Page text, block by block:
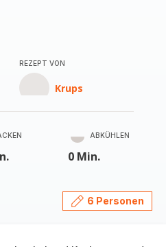
REZEPT VON
Krups
ABKÜHLEN
0 Min.
6 Personen